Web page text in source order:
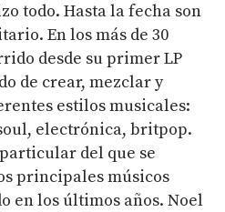
todo. Hasta la fecha son
En los más de 30
desde su primer LP
de crear, mezclar y
estilos musicales:
electrónica, britpop.
del que se
principales músicos
en los últimos años. Noel